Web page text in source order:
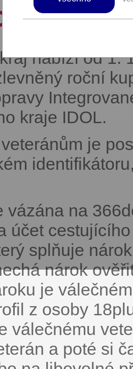
nabízí od 1.
roční
kraje IDOL.
je
vázána na
účet
splňuje
nárok
je
z osoby
válečnému
a poté si